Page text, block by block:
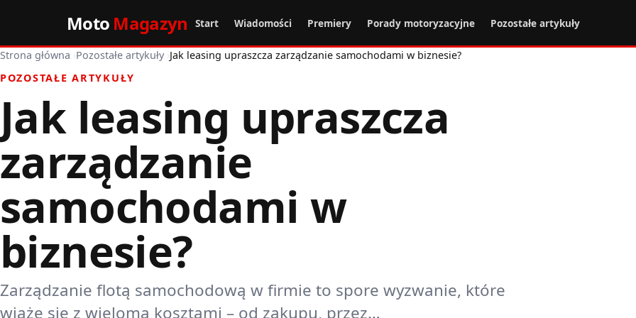
Moto Magazyn Start Wiadomości Premiery Porady motoryzacyjne Pozostałe artykuły
Strona główna ›Pozostałe artykuły ›Jak leasing upraszcza zarządzanie samochodami w biznesie?
POZOSTAŁE ARTYKUŁY
Jak leasing upraszcza
zarządzanie
samochodami w
biznesie?
Zarządzanie flotą samochodową w firmie to spore wyzwanie, które
wiąże się z wieloma kosztami – od zakupu, przez…